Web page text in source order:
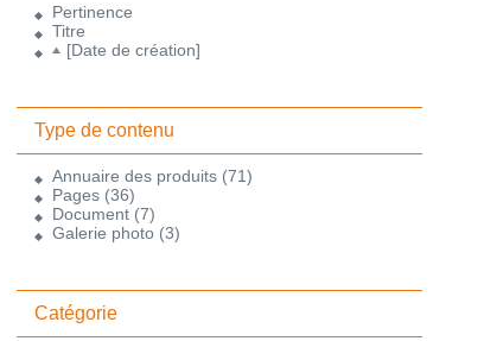
Pertinence
Titre
[Date de création]
Type de contenu
Annuaire des produits (71)
Pages (36)
Document (7)
Galerie photo (3)
Catégorie